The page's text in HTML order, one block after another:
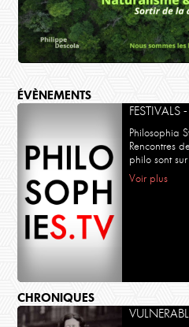
POLITIQUE
Philippe Descola, Nicolas Truong
Naturalisme et Capitalocène
ÉVÈNEMENTS
Philosophia
Rencontres
philo sont
Voir plus
CHRONIQUES